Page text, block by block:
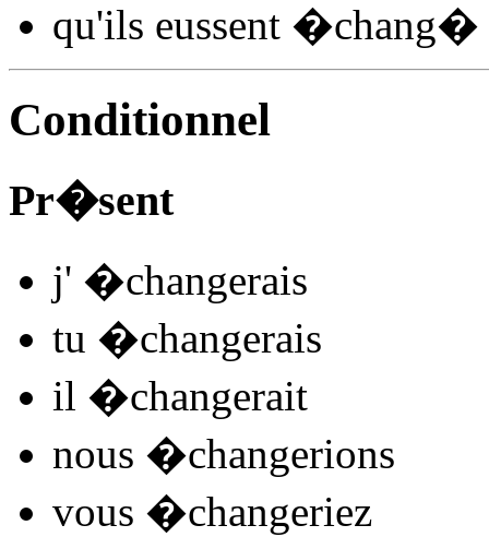
qu'ils eussent �chang�
Conditionnel
Pr�sent
j' �changerais
tu �changerais
il �changerait
nous �changerions
vous �changeriez